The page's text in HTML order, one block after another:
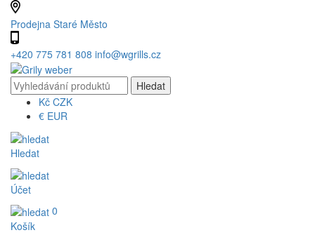
Prodejna Staré Město
+420 775 781 808 info@wgrills.cz
Kč CZK
€ EUR
Hledat
Účet
0
Košík